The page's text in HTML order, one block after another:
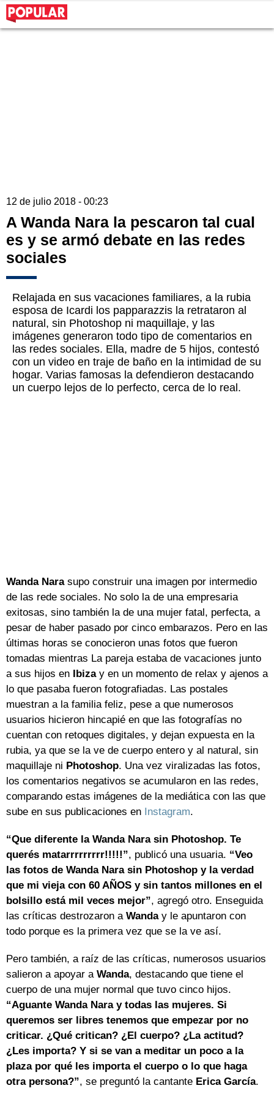
12 de julio 2018 - 00:23
A Wanda Nara la pescaron tal cual
es y se armó debate en las redes
sociales
Relajada en sus vacaciones familiares, a la rubia
esposa de Icardi los papparazzis la retrataron al
natural, sin Photoshop ni maquillaje, y las
imágenes generaron todo tipo de comentarios en
las redes sociales. Ella, madre de 5 hijos, contestó
con un video en traje de baño en la intimidad de su
hogar. Varias famosas la defendieron destacando
un cuerpo lejos de lo perfecto, cerca de lo real.
Wanda Narasupo construir una imagen por intermedio
de las rede sociales. No solo la de una empresaria
exitosas, sino también la de una mujer fatal, perfecta, a
pesar de haber pasado por cinco embarazos. Pero en las
últimas horas se conocieron unas fotos que fueron
tomadas mientras La pareja estaba de vacaciones junto
a sus hijos en Ibizay en un momento de relax y ajenos a
lo que pasaba fueron fotografiadas. Las postales
muestran a la familia feliz, pese a que numerosos
usuarios hicieron hincapié en que las fotografías no
cuentan con retoques digitales, y dejan expuesta en la
rubia, ya que se la ve de cuerpo entero y al natural, sin
maquillaje ni Photoshop. Una vez viralizadas las fotos,
los comentarios negativos se acumularon en las redes,
comparando estas imágenes de la mediática con las que
sube en sus publicaciones en Instagram.
“Que diferente la Wanda Nara sin Photoshop. Te
querés matarrrrrrrrr!!!!!”, publicó una usuaria. “Veo
las fotos de Wanda Nara sin Photoshop y la verdad
que mi vieja con 60 AÑOS y sin tantos millones en el
bolsillo está mil veces mejor”, agregó otro. Enseguida
las críticas destrozaron a Wanday le apuntaron con
todo porque es la primera vez que se la ve así.
Pero también, a raíz de las críticas, numerosos usuarios
salieron a apoyar a Wanda, destacando que tiene el
cuerpo de una mujer normal que tuvo cinco hijos.
“Aguante Wanda Nara y todas las mujeres. Si
queremos ser libres tenemos que empezar por no
criticar. ¿Qué critican? ¿El cuerpo? ¿La actitud?
¿Les importa? Y si se van a meditar un poco a la
plaza por qué les importa el cuerpo o lo que haga
otra persona?”, se preguntó la cantante Erica García.